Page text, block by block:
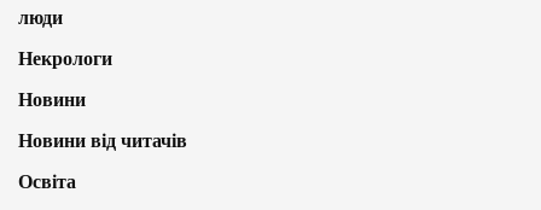
люди
Некрологи
Новини
Новини від читачів
Освіта